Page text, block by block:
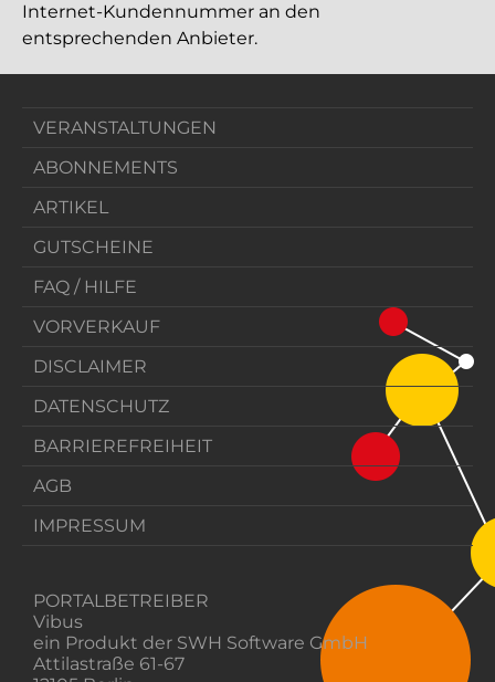
Internet-Kundennummer an den
entsprechenden Anbieter.
VERANSTALTUNGEN
ABONNEMENTS
ARTIKEL
GUTSCHEINE
FAQ / HILFE
VORVERKAUF
DISCLAIMER
DATENSCHUTZ
BARRIEREFREIHEIT
AGB
IMPRESSUM
PORTALBETREIBER
Vibus
ein Produkt der SWH Software GmbH
Attilastraße 61-67